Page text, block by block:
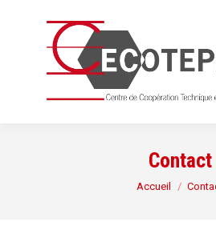
Contact
Vous êtes ici :
Accueil